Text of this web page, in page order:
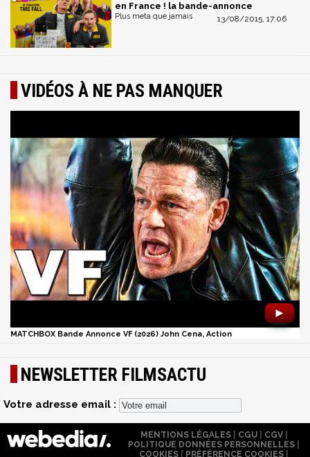
en France ! la bande-annonce
13/08/2015, 17:06
Plus meta que jamais
VIDÉOS À NE PAS MANQUER
►
MATCHBOX Bande Annonce VF (2026) John Cena, Action
NEWSLETTER FILMSACTU
Votre adresse email :
MENTIONS LÉGALES| CGU| CGV|
POLITIQUE DONNÉES PERSONNELLES
COOKIES
PRÉFÉRENCE COOKIES